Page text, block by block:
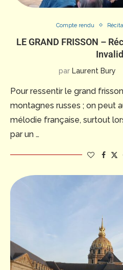
Compte rendu
LE GRAND FRISSON –
par Laurent Bury
Pour ressentir le grand
montagnes russes ; on peut
mélodie française, surtout
par un …